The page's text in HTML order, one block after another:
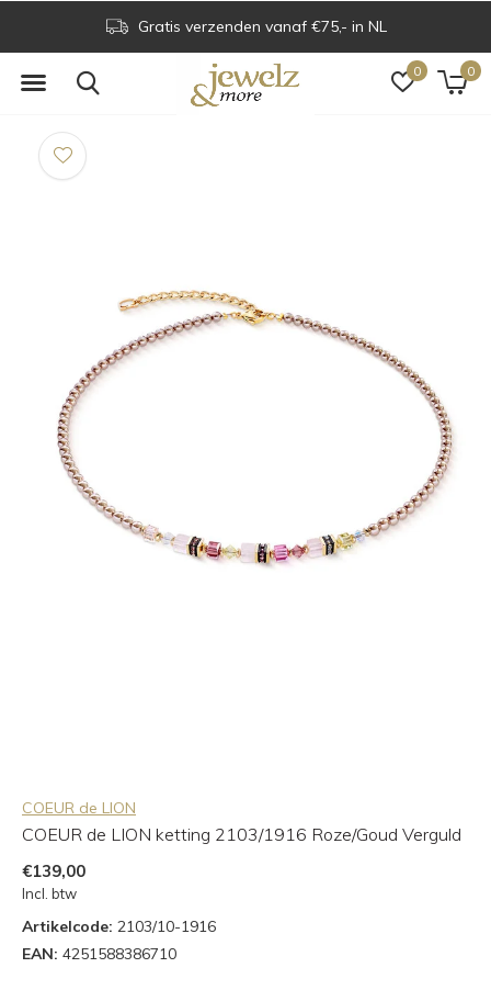
0 0
Gratis verzenden vanaf €75,- in NL
COEUR de LION
COEUR de LION ketting 2103/1916 Roze/Goud Verguld
€139,00
Incl. btw
Artikelcode: 2103/10-1916
EAN: 4251588386710